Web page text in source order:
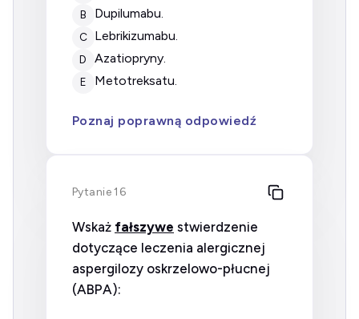
B dupilumabu.
C lebrikizumabu.
D azatiopryny.
E metotreksatu.
Poznaj poprawną odpowiedź
Pytanie 16
Wskaż fałszywe stwierdzenie
dotyczące leczenia alergicznej
aspergilozy oskrzelowo-płucnej
(ABPA):